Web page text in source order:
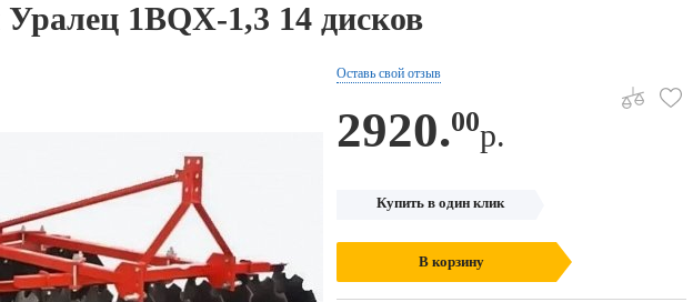
1BQX-1,3 14 дисков
Оставь свой отзыв
2920.00р.
Купить в один клик
В корзину